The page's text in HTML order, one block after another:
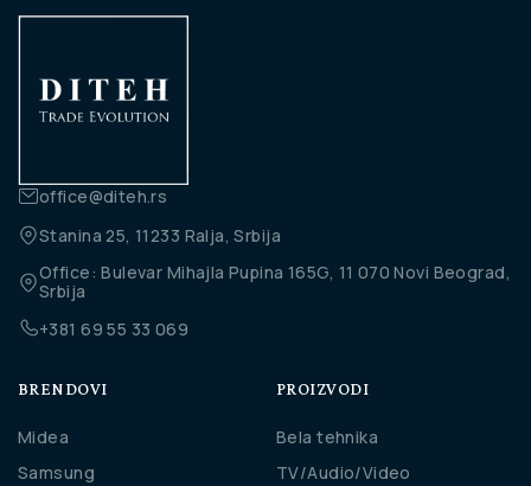
office@diteh.rs
Stanina 25, 11233 Ralja, Srbija
Office: Bulevar Mihajla Pupina 165G, 11 070 Novi Beograd,
Srbija
+381 69 55 33 069
BRENDOVI
Midea
Samsung
PROIZVODI
Bela tehnika
TV/Audio/Video